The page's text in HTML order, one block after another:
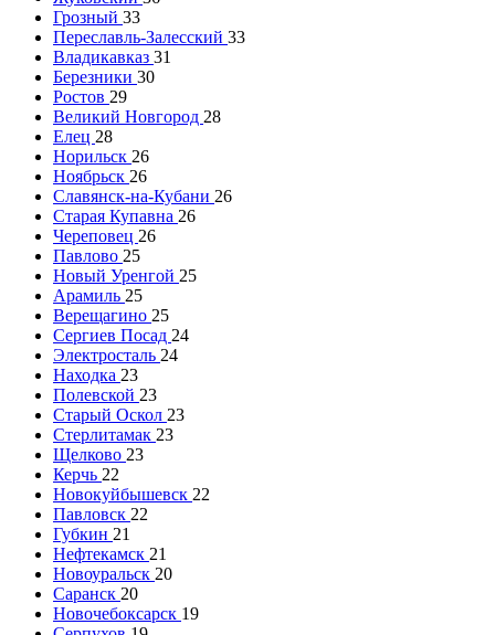
Грозный 33
Переславль-Залесский 33
Владикавказ 31
Березники 30
Ростов 29
Великий Новгород 28
Елец 28
Норильск 26
Ноябрьск 26
Славянск-на-Кубани 26
Старая Купавна 26
Череповец 26
Павлово 25
Новый Уренгой 25
Арамиль 25
Верещагино 25
Сергиев Посад 24
Электросталь 24
Находка 23
Полевской 23
Старый Оскол 23
Стерлитамак 23
Щелково 23
Керчь 22
Новокуйбышевск 22
Павловск 22
Губкин 21
Нефтекамск 21
Новоуральск 20
Саранск 20
Новочебоксарск 19